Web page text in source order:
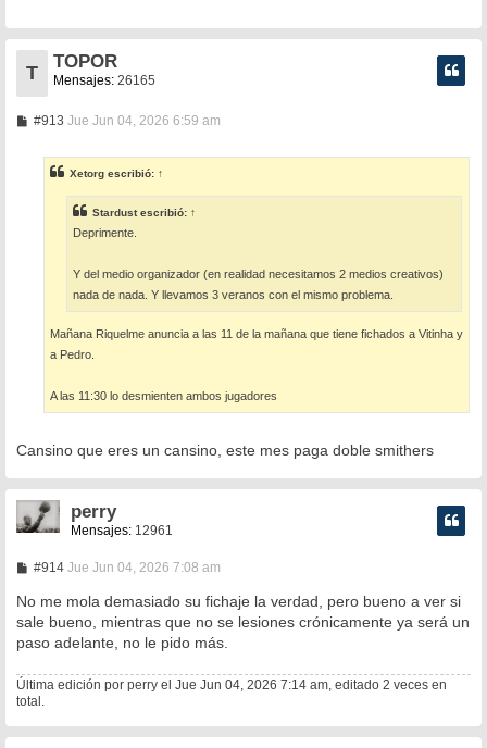
e
T
TOPOR
Mensajes: 26165
#913M
s
a
Jue Jun 04, 2026 6:59 am
Xetorg escribió: ↑
Stardustescribió: ↑
Deprimente.
Y del medio organizador (en realidad necesitamos 2 medios creativos)
nada de nada. Y llevamos 3 veranos con el mismo problema.
Mañana Riquelme anuncia a las 11 de la mañana que tiene fichados a Vitinha y
a Pedro.
A las 11:30 lo desmienten ambos jugadores
Cansino que eres un cansino, este mes paga doble smithers
perry
Mensajes: 12961
#914M
n
a
j
Jue Jun 04, 2026 7:08 am
No me mola demasiado su fichaje la verdad, pero bueno a ver si
sale bueno, mientras que no se lesiones crónicamente ya será un
paso adelante, no le pido más.
Última edición por perry el Jue Jun 04, 2026 7:14 am, editado 2 veces en
total.